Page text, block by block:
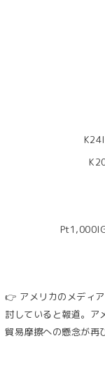
👉 アメリカのメディ
討していると報道。ア
貿易摩擦への懸念が再